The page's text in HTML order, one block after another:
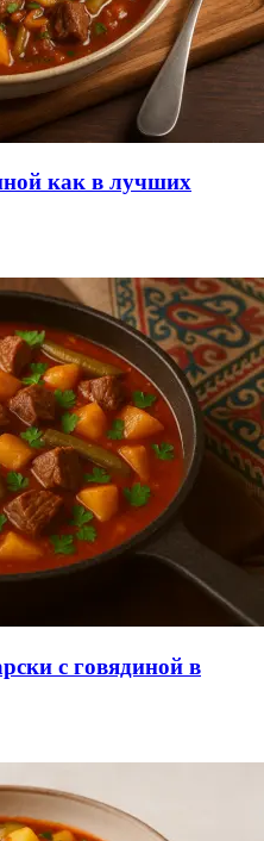
как в лучших
с говядиной в